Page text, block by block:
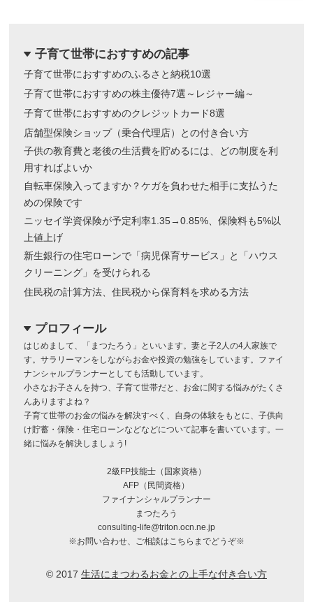
dropdown 子育て世帯におすすめの記事
子育て世帯におすすめのふるさと納税10選
子育て世帯におすすめの株主優待7選～レジャー編～
子育て世帯におすすめのクレジットカード8選
店舗型保険ショップ（乗合代理店）との付き合い方
子供の教育費と老後の生活費を貯めるには、どの制度を利
用すればよいか
自転車保険入ってますか？ケガを負わせた相手に支払うた
めの保険です
ニッセイ学資保険が予定利率1.35→0.85%、保険料も5%以
上値上げ
新生銀行の住宅ローンで「病児保育サービス」と「ハウス
クリーニング」を受けられる
住民税の計算方法、住民税から保育料を求める方法
dropdown プロフィール
はじめまして、「まつたろう」といいます。妻と子2人の4人家族で
す。サラリーマンをしながらお金や投資の勉強をしています。ファイ
ナンシャルプランナーとしても活動しています。
小さなお子さんを持つ、子育て世帯だと、お金に関する悩みがたくさ
んありますよね？
子育て世帯のお金の悩みを解決すべく、自身の体験をもとに、子供向
け貯蓄・保険・住宅ローンなどなどについて記事を書いています。一
緒に悩みを解決しましょう!
2級FP技能士（国家資格）
AFP（民間資格）
ファイナンシャルプランナー
まつたろう
consulting-life@triton.ocn.ne.jp
※お問い合わせ、ご相談はこちらまでどうぞ※
© 2017 生活にまつわるお金との上手な付き合い方